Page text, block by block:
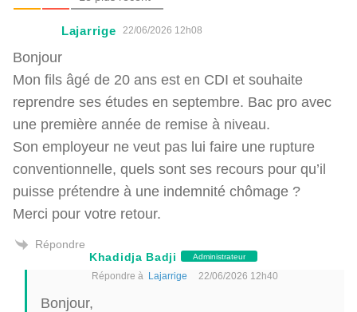
Lajarrige 22/06/2026 12h08
Bonjour
Mon fils âgé de 20 ans est en CDI et souhaite
reprendre ses études en septembre. Bac pro avec
une première année de remise à niveau.
Son employeur ne veut pas lui faire une rupture
conventionnelle, quels sont ses recours pour qu’il
puisse prétendre à une indemnité chômage ?
Merci pour votre retour.
Répondre
Khadidja Badji
Administrateur
Répondre à Lajarrige 22/06/2026 12h40
Bonjour,